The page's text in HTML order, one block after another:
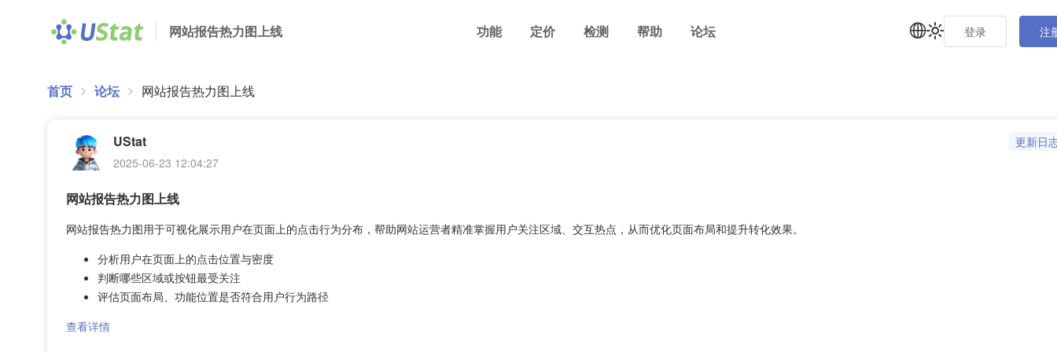
网站报告热力图上线 功能 定价 检测 帮助 论坛 登录 注
首页 论坛 网站报告热力图上线
UStat
2025-06-23 12:04:27
更新日
网站报告热力图上线
网站报告热力图用于可视化展示用户在页面上的点击行为分布，帮助网站运营者精准掌握用户关注区域、交互热点，从而优化页面布局和提升转化效果。
分析用户在页面上的点击位置与密度
判断哪些区域或按钮最受关注
评估页面布局、功能位置是否符合用户行为路径
查看详情